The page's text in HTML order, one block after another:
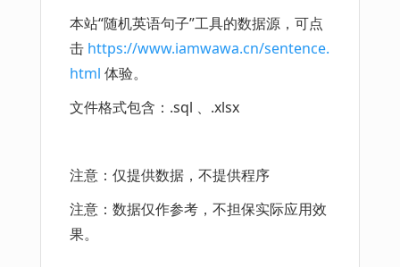
本站“随机英语句子”工具的数据源，可点
击 https://www.iamwawa.cn/sentence.
html 体验。
文件格式包含：.sql 、.xlsx
注意：仅提供数据，不提供程序
注意：数据仅作参考，不担保实际应用效
果。